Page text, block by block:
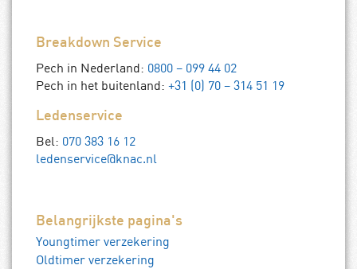
Breakdown Service
Pech in Nederland: 0800 – 099 44 02
Pech in het buitenland: +31 (0) 70 – 314 51 19
Ledenservice
Bel: 070 383 16 12
ledenservice@knac.nl
Belangrijkste pagina's
Youngtimer verzekering
Oldtimer verzekering